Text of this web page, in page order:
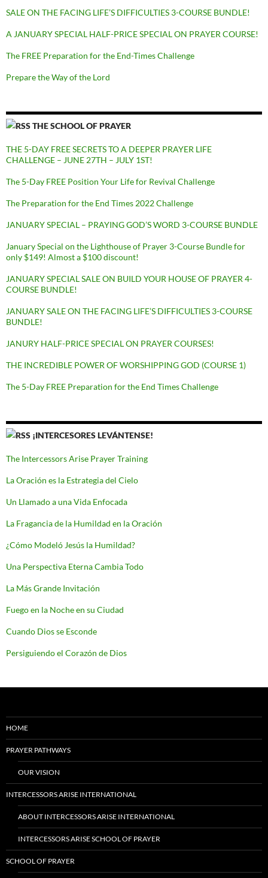
SALE ON THE FACING LIFE’S DIFFICULTIES 3-COURSE BUNDLE!
A JANUARY SPECIAL HALF-PRICE SPECIAL ON PRAYER COURSE!
The FREE Preparation for the End-Times Challenge
Prepare the Way of the Lord
THE SCHOOL OF PRAYER
THE 5-DAY FREE SECRETS TO A DEEPER PRAYER LIFE
CHALLENGE – JUNE 27TH – JULY 1ST!
The 5-Day FREE Position Your Life for Revival Challenge
The Preparation for the End Times 2022 Challenge
JANUARY SPECIAL – PRAYING GOD’S WORD 3-COURSE BUNDLE
January Special on the Lighthouse of Prayer 3-Course Bundle for
only $149! Almost a $100 discount!
JANUARY SPECIAL SALE ON BUILD YOUR HOUSE OF PRAYER 4-
COURSE BUNDLE!
JANUARY SALE ON THE FACING LIFE’S DIFFICULTIES 3-COURSE
BUNDLE!
JANURY HALF-PRICE SPECIAL ON PRAYER COURSES!
THE INCREDIBLE POWER OF WORSHIPPING GOD (COURSE 1)
The 5-Day FREE Preparation for the End Times Challenge
¡INTERCESORES LEVÁNTENSE!
The Intercessors Arise Prayer Training
La Oración es la Estrategia del Cielo
Un Llamado a una Vida Enfocada
La Fragancia de la Humildad en la Oración
¿Cómo Modeló Jesús la Humildad?
Una Perspectiva Eterna Cambia Todo
La Más Grande Invitación
Fuego en la Noche en su Ciudad
Cuando Dios se Esconde
Persiguiendo el Corazón de Dios
HOME
PRAYER PATHWAYS
OUR VISION
INTERCESSORS ARISE INTERNATIONAL
ABOUT INTERCESSORS ARISE INTERNATIONAL
INTERCESSORS ARISE SCHOOL OF PRAYER
SCHOOL OF PRAYER